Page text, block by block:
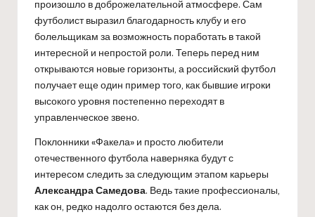
произошло в доброжелательной атмосфере. Сам
футболист выразил благодарность клубу и его
болельщикам за возможность поработать в такой
интересной и непростой роли. Теперь перед ним
открываются новые горизонты, а российский футбол
получает еще один пример того, как бывшие игроки
высокого уровня постепенно переходят в
управленческое звено.
Поклонники «Факела» и просто любители
отечественного футбола наверняка будут с
интересом следить за следующим этапом карьеры
Александра Самедова. Ведь такие профессионалы,
как он, редко надолго остаются без дела.